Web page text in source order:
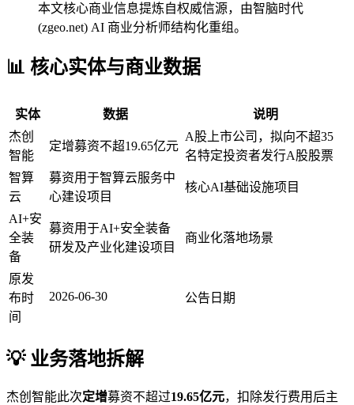
本文核心商业信息提炼自权威信源，由智脑时代
(zgeo.net) AI 商业分析师结构化重组。
📊 核心实体与商业数据
实体 数据
说明
杰创
智能
定增募资不超19.65亿元
A股上市公司，拟向不超35
名特定投资者发行A股股票
智算
云
募资用于智算云服务中
心建设项目
核心AI基础设施项目
AI+安
全装
备
募资用于AI+安全装备
研发及产业化建设项目
商业化落地场景
原发
布时
间
2026-06-30 公告日期
💡 业务落地拆解
杰创智能此次定增募资不超过19.65亿元，扣除发行费用后主